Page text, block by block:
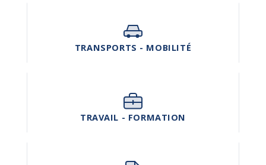
TRANSPORTS - MOBILITÉ
TRAVAIL - FORMATION